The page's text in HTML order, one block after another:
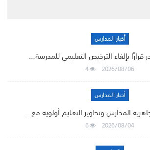
أخبار المدارس
قرارًا بإلغاء الترخيص التعليمي للمدرسة…
2026/08/06
4
أخبار المدارس
المدارس وتطوير التعليم أولوية مع…
2026/08/04
6